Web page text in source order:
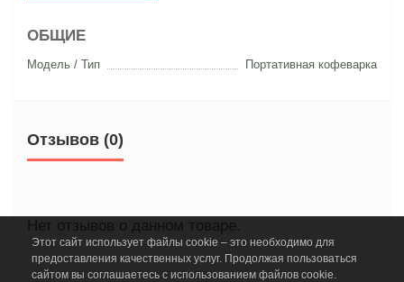
ОБЩИЕ
Модель / Тип Портативная кофеварка
Отзывов (0)
Нет отзывов о данном товаре.
Этот сайт использует файлы cookie – это необходимо для
предоставления качественных услуг. Продолжая пользоваться
сайтом вы соглашаетесь с использованием файлов cookie.